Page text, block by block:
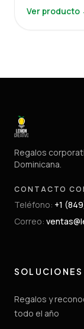
Ver producto
Regalos
Dominicana.
CONTACTO
Teléfono: +1
Correo:
SOLUCIONES
Regalos y
todo el año